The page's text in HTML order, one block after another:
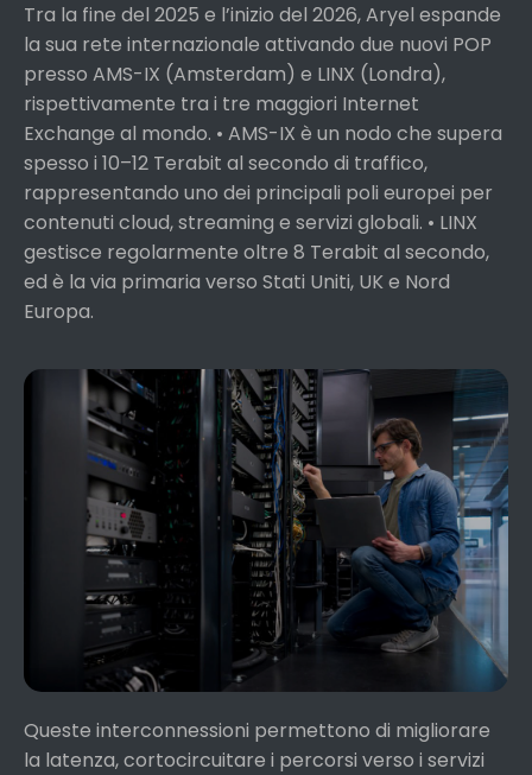
Tra la fine del 2025 e l’inizio del 2026, Aryel espande
la sua rete internazionale attivando due nuovi POP
presso AMS-IX (Amsterdam) e LINX (Londra),
rispettivamente tra i tre maggiori Internet
Exchange al mondo. • AMS-IX è un nodo che supera
spesso i 10–12 Terabit al secondo di traffico,
rappresentando uno dei principali poli europei per
contenuti cloud, streaming e servizi globali. • LINX
gestisce regolarmente oltre 8 Terabit al secondo,
ed è la via primaria verso Stati Uniti, UK e Nord
Europa.
Queste interconnessioni permettono di migliorare
la latenza, cortocircuitare i percorsi verso i servizi